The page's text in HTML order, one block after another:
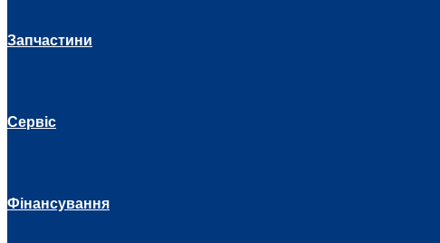
Запчастини
Сервіс
Фінансування